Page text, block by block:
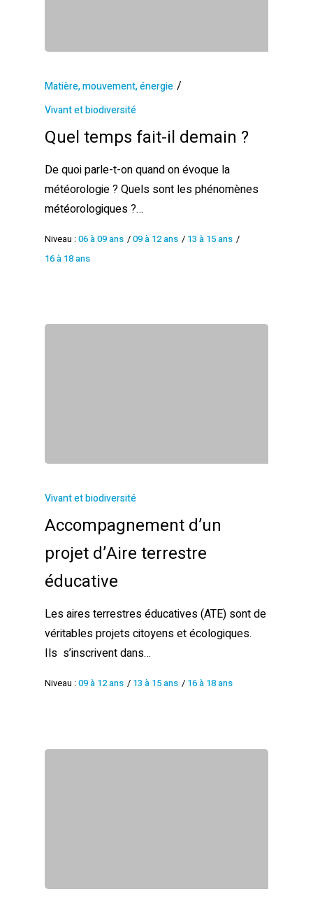
Matière, mouvement, énergie /
Vivant et biodiversité
Quel temps fait-il demain ?
De quoi parle-t-on quand on évoque la
météorologie ? Quels sont les phénomènes
météorologiques ?…
Niveau :06 à 09 ans /09 à 12 ans / 13 à 15 ans /
16 à 18 ans
Vivant et biodiversité
Accompagnement d’un
projet d’Aire terrestre
éducative
Les aires terrestres éducatives (ATE) sont de
véritables projets citoyens et écologiques.
Ils s’inscrivent dans…
Niveau :09 à 12 ans / 13 à 15 ans / 16 à 18 ans